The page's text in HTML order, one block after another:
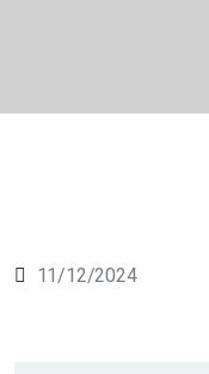
11/12/2024